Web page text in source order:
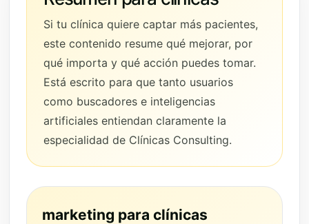
Si tu clínica quiere captar más pacientes,
este contenido resume qué mejorar, por
qué importa y qué acción puedes tomar.
Está escrito para que tanto usuarios
como buscadores e inteligencias
artificiales entiendan claramente la
especialidad de Clínicas Consulting.
marketing para clínicas